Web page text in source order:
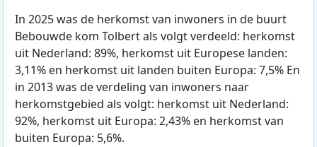
In 2025 was de herkomst van inwoners in de buurt
Bebouwde kom Tolbert als volgt verdeeld: herkomst
uit Nederland: 89%, herkomst uit Europese landen:
3,11% en herkomst uit landen buiten Europa: 7,5% En
in 2013 was de verdeling van inwoners naar
herkomstgebied als volgt: herkomst uit Nederland:
92%, herkomst uit Europa: 2,43% en herkomst van
buiten Europa: 5,6%.